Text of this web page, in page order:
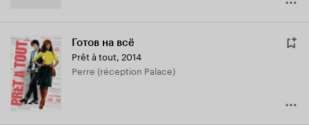
Готов на всё
Prêt à tout, 2014
Perre (réception Palace)